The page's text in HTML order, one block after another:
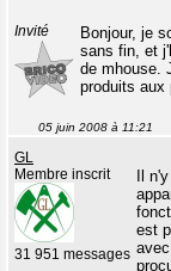
Invité
Bonjour, je
sans fin, et
de mhouse.
produits aux
05 juin 2008 à 11:21
GL
Membre inscrit
31 951 messages
Il
est